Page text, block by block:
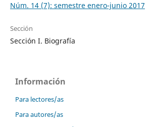
Núm. 14 (7): semestre enero-junio 2017
Sección
Sección I. Biografía
Información
Para lectores/as
Para autores/as